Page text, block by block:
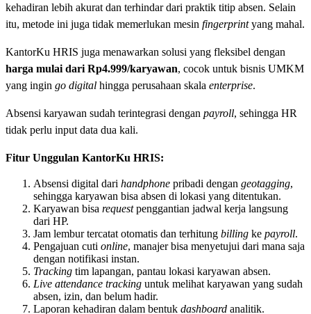
kehadiran lebih akurat dan terhindar dari praktik titip absen. Selain
itu, metode ini juga tidak memerlukan mesin fingerprintyang mahal.
KantorKu HRIS juga menawarkan solusi yang fleksibel dengan
harga mulai dari Rp4.999/karyawan, cocok untuk bisnis UMKM
yang ingin go digital hingga perusahaan skala enterprise.
Absensi karyawan sudah terintegrasi dengan payroll, sehingga HR
tidak perlu input data dua kali.
Fitur Unggulan KantorKu HRIS:
Absensi digital dari handphone pribadi dengan geotagging,
sehingga karyawan bisa absen di lokasi yang ditentukan.
Karyawan bisa requestpenggantian jadwal kerja langsung
dari HP.
Jam lembur tercatat otomatis dan terhitung billing ke payroll.
Pengajuan cuti online, manajer bisa menyetujui dari mana saja
dengan notifikasi instan.
Tracking tim lapangan, pantau lokasi karyawan absen.
Live attendance tracking untuk melihat karyawan yang sudah
absen, izin, dan belum hadir.
Laporan kehadiran dalam bentuk dashboard analitik.